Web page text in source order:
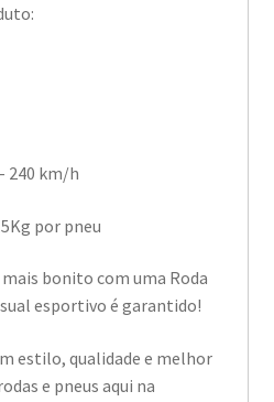
240 km/h
por pneu
mais bonito com uma Roda
esportivo é garantido!
estilo, qualidade e melhor
e pneus aqui na